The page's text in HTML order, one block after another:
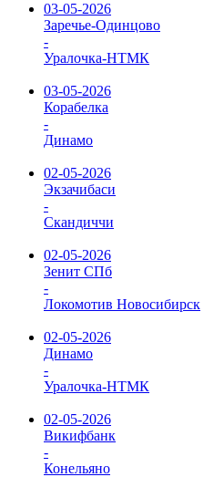
03-05-2026
Заречье-Одинцово
-
Уралочка-НТМК
03-05-2026
Корабелка
-
Динамо
02-05-2026
Экзачибаси
-
Скандиччи
02-05-2026
Зенит СПб
-
Локомотив Новосибирск
02-05-2026
Динамо
-
Уралочка-НТМК
02-05-2026
Викифбанк
-
Конельяно